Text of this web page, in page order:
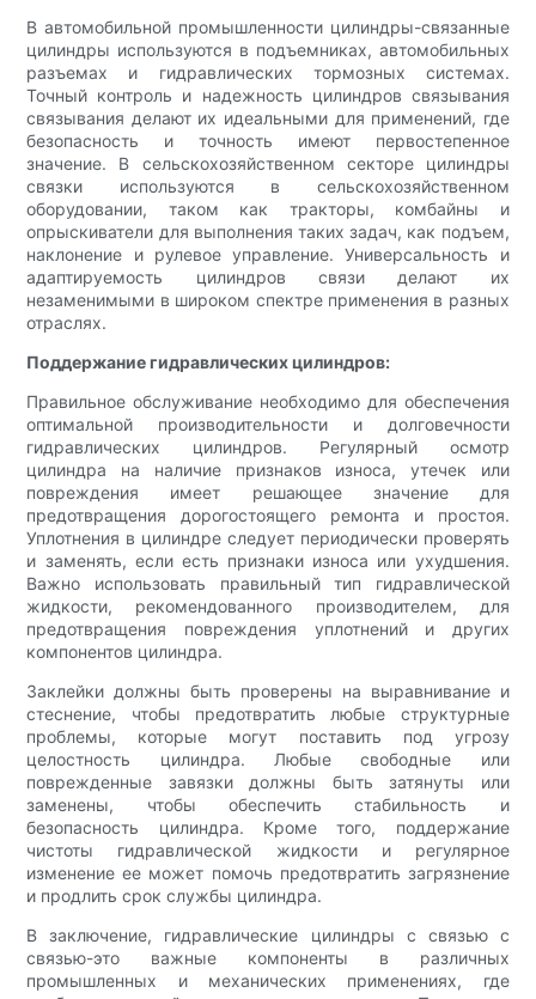
В автомобильной промышленности цилиндры-связанные
цилиндры используются в подъемниках, автомобильных
разъемах и гидравлических тормозных системах.
Точный контроль и надежность цилиндров связывания
связывания делают их идеальными для применений, где
безопасность и точность имеют первостепенное
значение. В сельскохозяйственном секторе цилиндры
связки используются в сельскохозяйственном
оборудовании, таком как тракторы, комбайны и
опрыскиватели для выполнения таких задач, как подъем,
наклонение и рулевое управление. Универсальность и
адаптируемость цилиндров связи делают их
незаменимыми в широком спектре применения в разных
отраслях.
Поддержание гидравлических цилиндров:
Правильное обслуживание необходимо для обеспечения
оптимальной производительности и долговечности
гидравлических цилиндров. Регулярный осмотр
цилиндра на наличие признаков износа, утечек или
повреждения имеет решающее значение для
предотвращения дорогостоящего ремонта и простоя.
Уплотнения в цилиндре следует периодически проверять
и заменять, если есть признаки износа или ухудшения.
Важно использовать правильный тип гидравлической
жидкости, рекомендованного производителем, для
предотвращения повреждения уплотнений и других
компонентов цилиндра.
Заклейки должны быть проверены на выравнивание и
стеснение, чтобы предотвратить любые структурные
проблемы, которые могут поставить под угрозу
целостность цилиндра. Любые свободные или
поврежденные завязки должны быть затянуты или
заменены, чтобы обеспечить стабильность и
безопасность цилиндра. Кроме того, поддержание
чистоты гидравлической жидкости и регулярное
изменение ее может помочь предотвратить загрязнение
и продлить срок службы цилиндра.
В заключение, гидравлические цилиндры с связью с
связью-это важные компоненты в различных
промышленных и механических применениях, где